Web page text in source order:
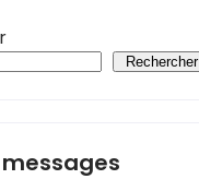
Rechercher